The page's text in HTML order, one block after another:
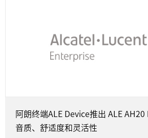
阿朗终端ALE Device推出 ALE
音质、舒适度和灵活性